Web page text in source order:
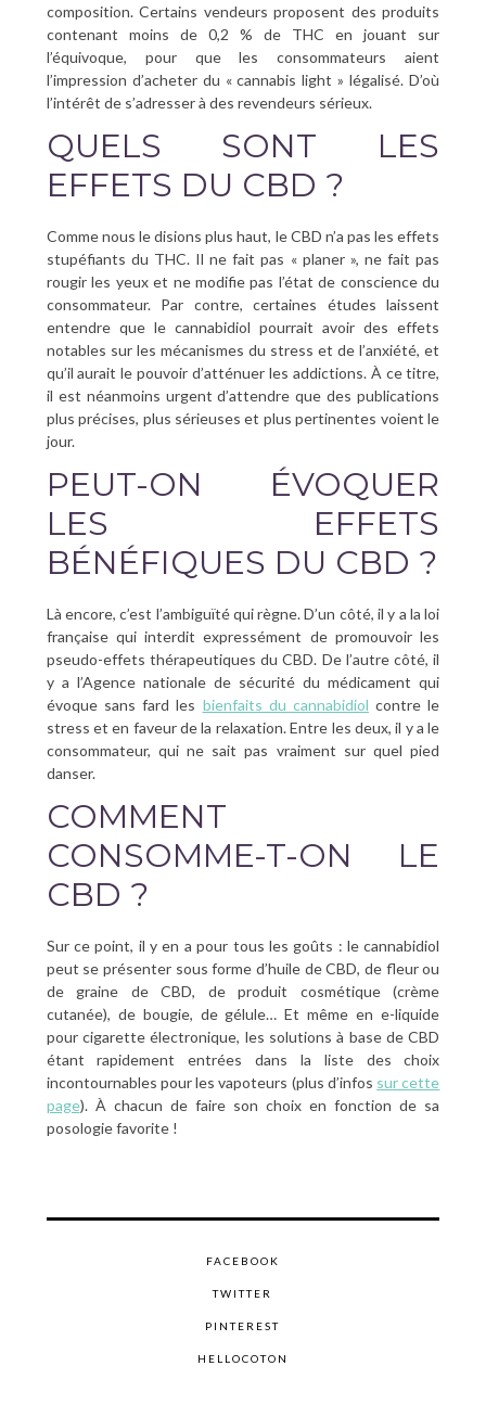
composition. Certains vendeurs proposent des produits
contenant moins de 0,2 % de THC en jouant sur
l’équivoque, pour que les consommateurs aient
l’impression d’acheter du « cannabis light » légalisé. D’où
l’intérêt de s’adresser à des revendeurs sérieux.
QUELS SONT LES
EFFETS DU CBD ?
Comme nous le disions plus haut, le CBD n’a pas les effets
stupéfiants du THC. Il ne fait pas « planer », ne fait pas
rougir les yeux et ne modifie pas l’état de conscience du
consommateur. Par contre, certaines études laissent
entendre que le cannabidiol pourrait avoir des effets
notables sur les mécanismes du stress et de l’anxiété, et
qu’il aurait le pouvoir d’atténuer les addictions. À ce titre,
il est néanmoins urgent d’attendre que des publications
plus précises, plus sérieuses et plus pertinentes voient le
jour.
PEUT-ON ÉVOQUER
LES EFFETS
BÉNÉFIQUES DU CBD ?
Là encore, c’est l’ambiguïté qui règne. D’un côté, il y a la loi
française qui interdit expressément de promouvoir les
pseudo-effets thérapeutiques du CBD. De l’autre côté, il
y a l’Agence nationale de sécurité du médicament qui
évoque sans fard les bienfaits du cannabidiol contre le
stress et en faveur de la relaxation. Entre les deux, il y a le
consommateur, qui ne sait pas vraiment sur quel pied
danser.
COMMENT
CONSOMME-T-ON LE
CBD ?
Sur ce point, il y en a pour tous les goûts : le cannabidiol
peut se présenter sous forme d’huile de CBD, de fleur ou
de graine de CBD, de produit cosmétique (crème
cutanée), de bougie, de gélule… Et même en e-liquide
pour cigarette électronique, les solutions à base de CBD
étant rapidement entrées dans la liste des choix
incontournables pour les vapoteurs (plus d’infos sur cette
page). À chacun de faire son choix en fonction de sa
posologie favorite !
FACEBOOK
TWITTER
PINTEREST
HELLOCOTON